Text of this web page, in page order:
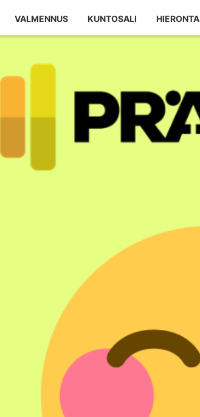
VALMENNUS KUNTOSALI HIERONTA